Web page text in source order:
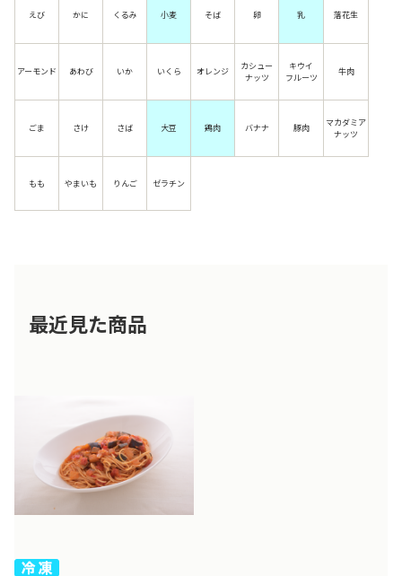
えび かに くるみ 小麦 そば 卵 乳 落花生
アーモンド あわび いか いくら オレンジ
カシュー
ナッツ
キウイ
フルーツ
牛肉
ごま さけ さば 大豆 鶏肉 バナナ 豚肉
マカダミア
ナッツ
もも やまいも りんご ゼラチン
最近見た商品